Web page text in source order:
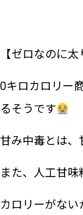
【ゼロなのに太
0キロカロリー
るそうです
甘み中毒とは、
また、人工甘
カロリーがない